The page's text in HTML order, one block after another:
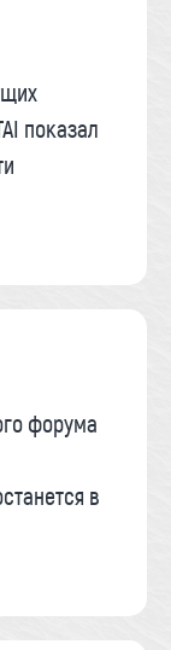
показал
форума
в